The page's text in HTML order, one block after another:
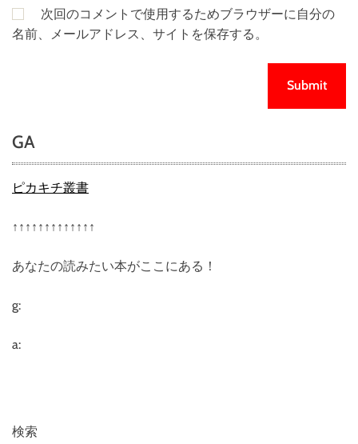
次回のコメントで使用するためブラウザーに自分の
名前、メールアドレス、サイトを保存する。
GA
ピカキチ叢書
↑↑↑↑↑↑↑↑↑↑↑↑↑
あなたの読みたい本がここにある！
g:
a:
検索